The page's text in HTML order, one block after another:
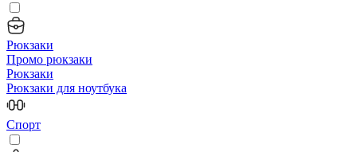
Рюкзаки
Промо рюкзаки
Рюкзаки
Рюкзаки для ноутбука
Спорт